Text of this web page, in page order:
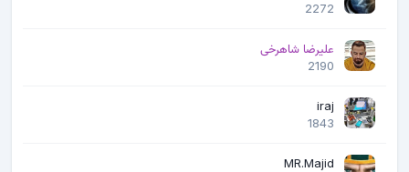
2272
علیرضا شاهرخی
2190
iraj
1843
MR.Majid